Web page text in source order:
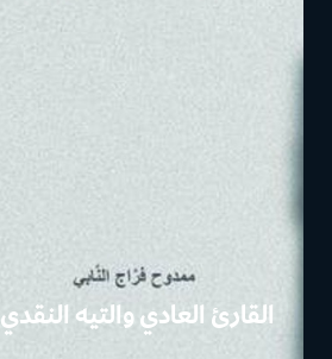
القارئ العادي والتيه النقدي